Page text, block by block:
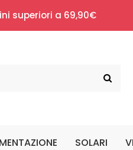
superiori a 69,90€
SOLARI